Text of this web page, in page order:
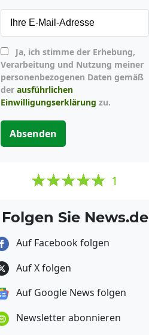
Verarbeitung und Nutzung meiner
personenbezogenen Daten gemäß
der ausführlichen
Einwilligungserklärung zu.
Absenden
1
Folgen Sie News.de
Auf Facebook folgen
Auf X folgen
Auf Google News folgen
Newsletter abonnieren